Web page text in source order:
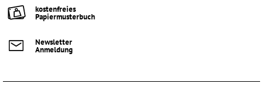
kostenfreies
Papiermusterbuch
Newsletter
Anmeldung